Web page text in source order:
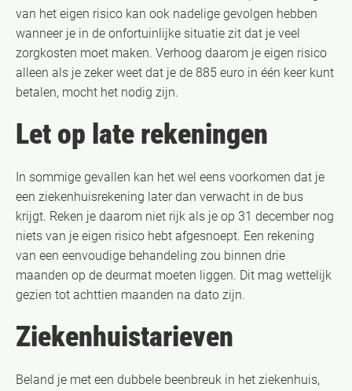
van het eigen risico kan ook nadelige gevolgen hebben
wanneer je in de onfortuinlijke situatie zit dat je veel
zorgkosten moet maken. Verhoog daarom je eigen risico
alleen als je zeker weet dat je de 885 euro in één keer kunt
betalen, mocht het nodig zijn.
Let op late rekeningen
In sommige gevallen kan het wel eens voorkomen dat je
een ziekenhuisrekening later dan verwacht in de bus
krijgt. Reken je daarom niet rijk als je op 31 december nog
niets van je eigen risico hebt afgesnoept. Een rekening
van een eenvoudige behandeling zou binnen drie
maanden op de deurmat moeten liggen. Dit mag wettelijk
gezien tot achttien maanden na dato zijn.
Ziekenhuistarieven
Beland je met een dubbele beenbreuk in het ziekenhuis,